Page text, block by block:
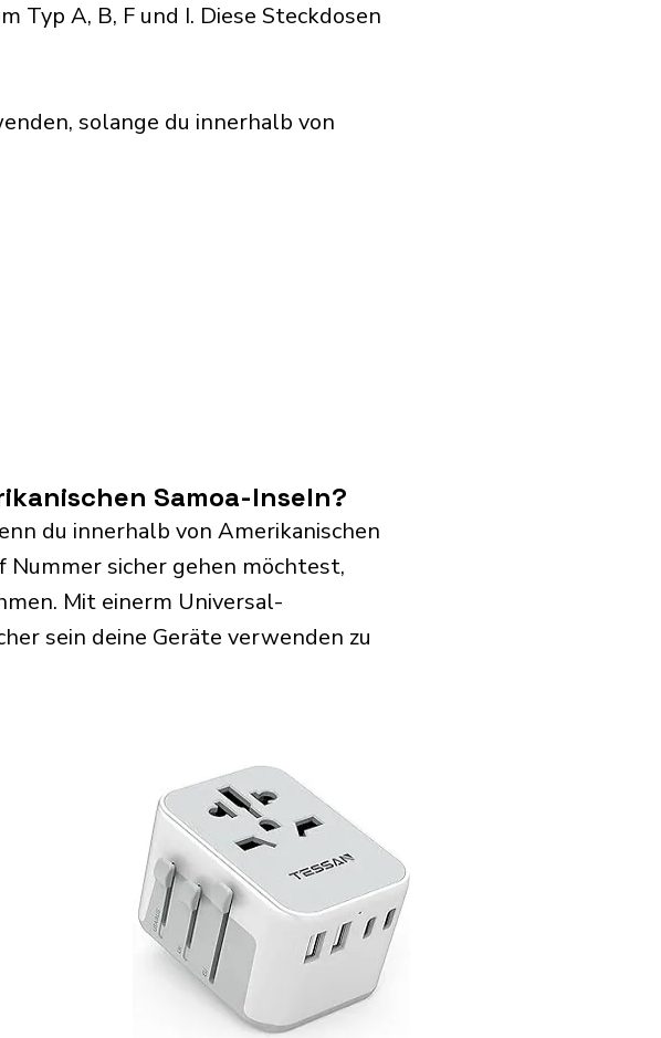
Typ A, B, F und I. Diese Steckdosen
solange du innerhalb von
Samoa-Inseln?
du innerhalb von Amerikanischen
sicher gehen möchtest,
Mit einerm Universal-
sein deine Geräte verwenden zu